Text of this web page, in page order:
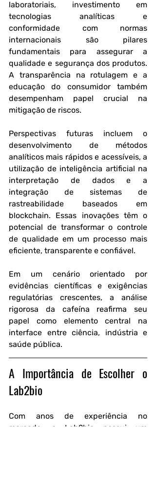
laboratoriais, investimento em
tecnologias analíticas e
conformidade com normas
internacionais são pilares
fundamentais para assegurar a
qualidade e segurança dos produtos.
A transparência na rotulagem e a
educação do consumidor também
desempenham papel crucial na
mitigação de riscos.
Perspectivas futuras incluem o
desenvolvimento de métodos
analíticos mais rápidos e acessíveis, a
utilização de inteligência artificial na
interpretação de dados e a
integração de sistemas de
rastreabilidade baseados em
blockchain. Essas inovações têm o
potencial de transformar o controle
de qualidade em um processo mais
eficiente, transparente e confiável.
Em um cenário orientado por
evidências científicas e exigências
regulatórias crescentes, a análise
rigorosa da cafeína reafirma seu
papel como elemento central na
interface entre ciência, indústria e
saúde pública.
A Importância de Escolher o
Lab2bio
Com anos de experiência no
mercado, o Lab2bio possui um